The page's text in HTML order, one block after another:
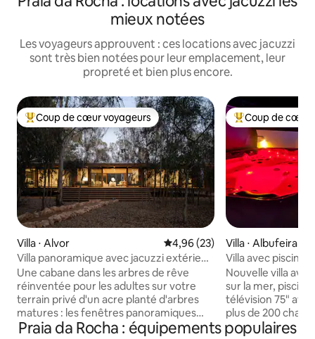
mieux notées
Les voyageurs approuvent : ces locations avec jacuzzi
sont très bien notées pour leur emplacement, leur
propreté et bien plus encore.
Coups de cœur voyageurs les plus appréciés
Coup de cœur voyageurs
Villa ⋅ Alvor Évaluation moyenne sur la
4,96 (23)
Villa panoramique avec jacuzzi extérieur,
golf de Penina
Une cabane dans les arbres de rêve
réinventée pour les adultes sur votre
terrain privé d'un acre planté d'arbres
matures : les fenêtres panoramiques
estompent les frontières entre
Coups de cœur
Coup de cœur
Villa ⋅ Albufeira
Villa avec piscine,
massage, salle
Nouvelle villa
sur la mer,
télévision 75"
plus de 200
gaz, climatisation
Praia da Rocha : équipements populaires